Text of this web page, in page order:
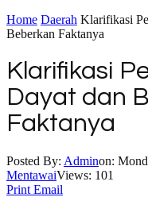
Home Daerah Klarifikasi
Beberkan Faktanya
Klarifikasi
Dayat dan
Faktanya
Posted By: Adminon:
MentawaiViews: 101
Print Email